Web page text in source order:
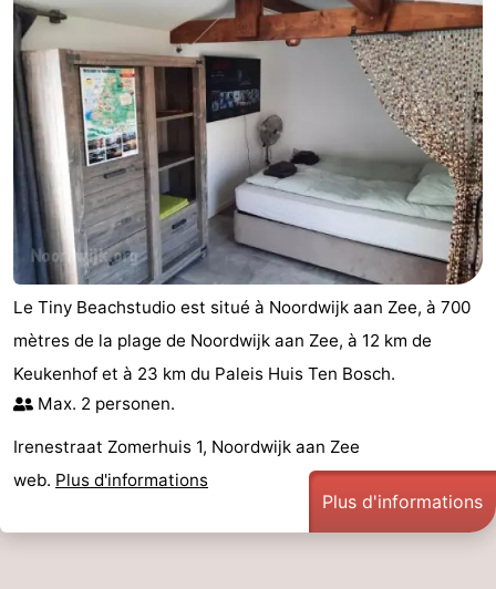
Zee
duinreservaat
Wijk
aan
Zee
-
Nature
Zuid-
Kennermerland
-
Amsterdam
-
Haarlem
Zandvoort
Hollande-
Méridionale
Leiden
Bollenstreek
-
Nature
-
Le Tiny Beachstudio est situé à Noordwijk aan Zee, à 700
mètres de la plage de Noordwijk aan Zee, à 12 km de
Keukenhof et à 23 km du Paleis Huis Ten Bosch.
Max. 2 personen.
Irenestraat Zomerhuis 1, Noordwijk aan Zee
web. Plus d'informations
Plus d'informations